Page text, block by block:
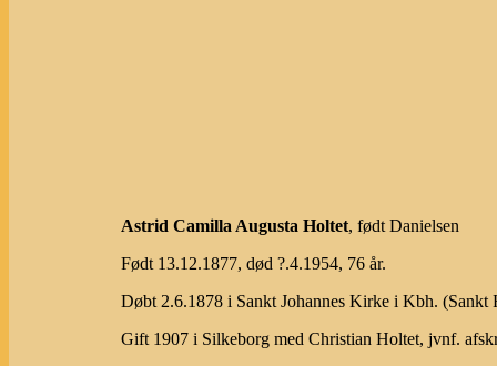
Astrid Camilla Augusta Holtet, født Danielsen
Født 13.12.1877, død ?.4.1954, 76 år.
Døbt 2.6.1878 i Sankt Johannes Kirke i Kbh. (Sankt
Gift 1907 i Silkeborg med Christian Holtet, jvnf.